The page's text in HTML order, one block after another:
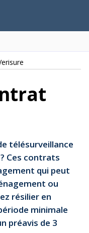
télésurveillance
Ces contrats
qui peut
ou
résilier en
minimale
préavis de 3